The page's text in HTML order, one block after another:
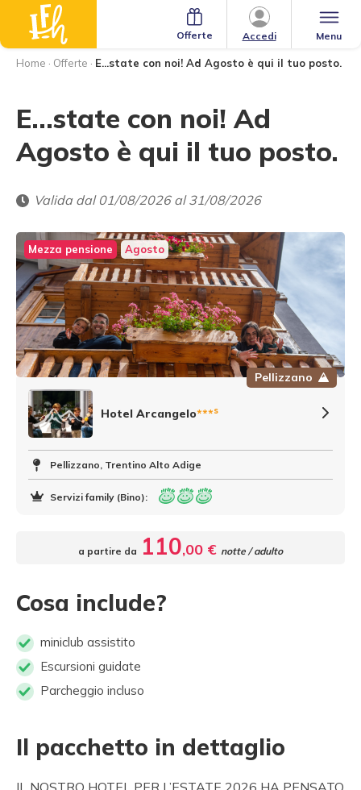
Menu
Accedi
Offerte
Home · Offerte · E...state con noi! Ad Agosto è qui il tuo posto.
E...state con noi! Ad
Agosto è qui il tuo posto.
Valida dal 01/08/2026 al 31/08/2026
Mezza pensione Agosto
Pellizzano
Hotel Arcangelo***s
Pellizzano, Trentino Alto Adige
Servizi family (Bino):
Cosa include?
miniclub assistito
Escursioni guidate
Parcheggio incluso
a partire da 110,00 € notte / adulto
Il pacchetto in dettaglio
IL NOSTRO HOTEL PER L’ESTATE 2026 HA PENSATO